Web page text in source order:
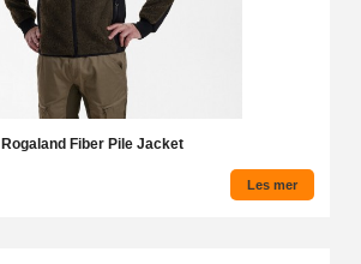
Rogaland Fiber Pile Jacket
Les mer